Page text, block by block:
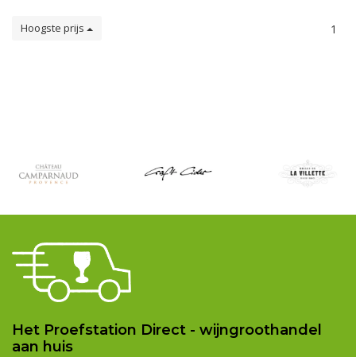
Hoogste prijs 1
Het Proefstation Direct - wijngroothandel
aan huis